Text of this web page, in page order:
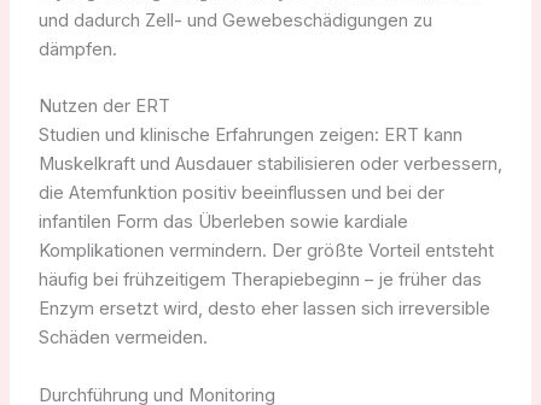
und dadurch Zell- und Gewebeschädigungen zu
dämpfen.
Nutzen der ERT
Studien und klinische Erfahrungen zeigen: ERT kann
Muskelkraft und Ausdauer stabilisieren oder verbessern,
die Atemfunktion positiv beeinflussen und bei der
infantilen Form das Überleben sowie kardiale
Komplikationen vermindern. Der größte Vorteil entsteht
häufig bei frühzeitigem Therapiebeginn – je früher das
Enzym ersetzt wird, desto eher lassen sich irreversible
Schäden vermeiden.
Durchführung und Monitoring